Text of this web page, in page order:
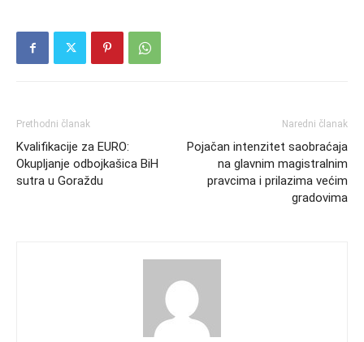
Prethodni članak
Kvalifikacije za EURO:
Okupljanje odbojkašica BiH
sutra u Goraždu
Naredni članak
Pojačan intenzitet saobraćaja
na glavnim magistralnim
pravcima i prilazima većim
gradovima